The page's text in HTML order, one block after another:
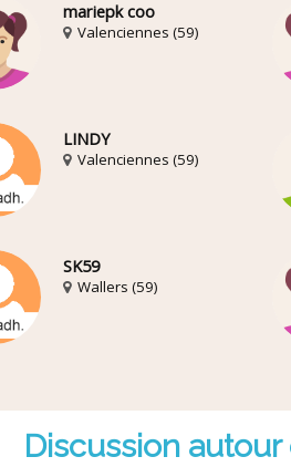
mariepk coo
Valenciennes (59)
LINDY
Valenciennes (59)
SK59
Wallers (59)
Discussion